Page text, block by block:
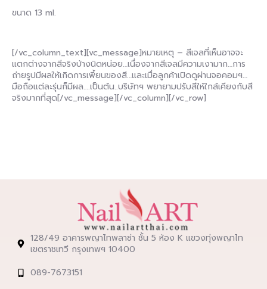
ขนาด 13 ml.
[/vc_column_text][vc_message]หมายเหตุ – สีเจลที่เห็นอาจจะ
แตกต่างจากสีจริงบ้างนิดหน่อย…เนื่องจากสีเจลมีความเงามาก…การ
ถ่ายรูปมีผลให้เกิดการเพี้ยนของสี…และเมื่อลูกค้าเปิดดูผ่านจอคอมฯ…
มือถือแต่ละรุ่นก็มีผล….เป็นต้น..บริษัทฯ พยายามปรับสีให้ใกล้เคียงกับสี
จริงมากที่สุด[/vc_message][/vc_column][/vc_row]
128/49 อาคารพญาไทพลาซ่า ชั้น 5 ห้อง K แขวงทุ่งพญาไท
เขตราชเทวี กรุงเทพฯ 10400
089-7673151